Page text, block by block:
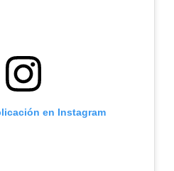
en Instagram